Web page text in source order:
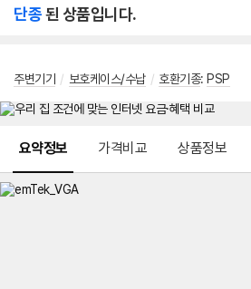
단종된 상품입니다.
주변기기 / 보호케이스/수납 / 호환기종: PSP
요약정보 가격비교 상품정보